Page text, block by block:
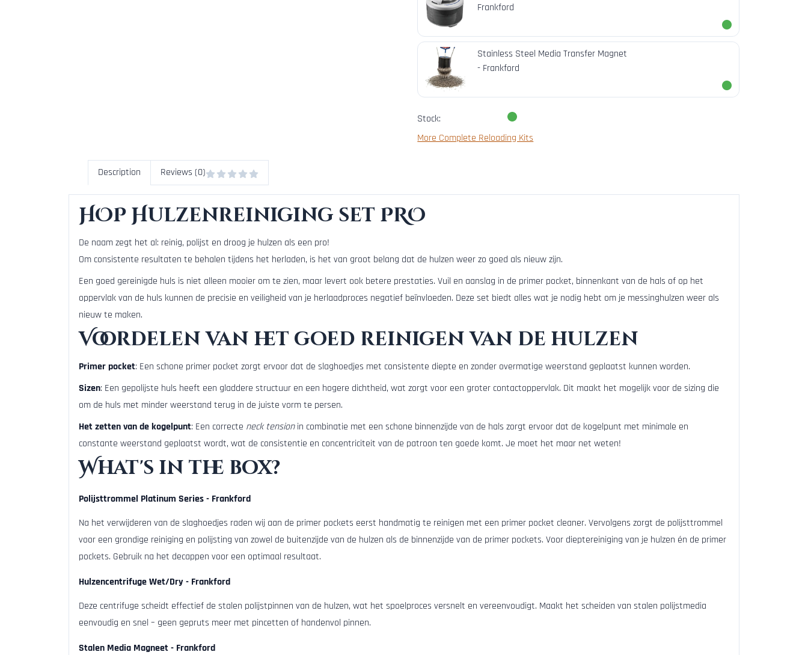
Frankford
Stainless Steel Media Transfer Magnet
- Frankford
Stock:
More Complete Reloading Kits
Description Reviews (0)
HOP Hulzenreiniging set PRO
De naam zegt het al: reinig, polijst en droog je hulzen als een pro!
Om consistente resultaten te behalen tijdens het herladen, is het van groot belang dat de hulzen weer zo goed als nieuw zijn.
Een goed gereinigde huls is niet alleen mooier om te zien, maar levert ook betere prestaties. Vuil en aanslag in de primer pocket, binnenkant van de hals of op het
oppervlak van de huls kunnen de precisie en veiligheid van je herlaadproces negatief beïnvloeden. Deze set biedt alles wat je nodig hebt om je messinghulzen weer als
nieuw te maken.
Voordelen van het goed reinigen van de hulzen
Primer pocket: Een schone primer pocket zorgt ervoor dat de slaghoedjes met consistente diepte en zonder overmatige weerstand geplaatst kunnen worden.
Sizen: Een gepolijste huls heeft een gladdere structuur en een hogere dichtheid, wat zorgt voor een groter contactoppervlak. Dit maakt het mogelijk voor de sizing die
om de huls met minder weerstand terug in de juiste vorm te persen.
Het zetten van de kogelpunt: Een correcte neck tensionin combinatie met een schone binnenzijde van de hals zorgt ervoor dat de kogelpunt met minimale en
constante weerstand geplaatst wordt, wat de consistentie en concentriciteit van de patroon ten goede komt. Je moet het maar net weten!
What's in the box?
Polijsttrommel Platinum Series - Frankford
Na het verwijderen van de slaghoedjes raden wij aan de primer pockets eerst handmatig te reinigen met een primer pocket cleaner. Vervolgens zorgt de polijsttrommel
voor een grondige reiniging en polijsting van zowel de buitenzijde van de hulzen als de binnenzijde van de primer pockets. Voor dieptereiniging van je hulzen én de primer
pockets. Gebruik na het decappen voor een optimaal resultaat.
Hulzencentrifuge Wet/Dry - Frankford
Deze centrifuge scheidt effectief de stalen polijstpinnen van de hulzen, wat het spoelproces versnelt en vereenvoudigt. Maakt het scheiden van stalen polijstmedia
eenvoudig en snel – geen gepruts meer met pincetten of handenvol pinnen.
Stalen Media Magneet - Frankford